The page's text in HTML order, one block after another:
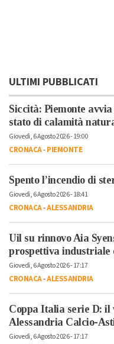
ULTIMI PUBBLICATI
Siccità: Piemonte
stato di calamità
Giovedì, 6 Agosto 2026 - 19:00
CRONACA-PIEMONTE
Spento l’incendio di
Giovedì, 6 Agosto 2026 - 18:41
CRONACA-ALESSANDRIA
Uil su rinnovo Aia
prospettiva industriale
Giovedì, 6 Agosto 2026 - 17:17
CRONACA-ALESSANDRIA
Coppa Italia serie D: il
Alessandria Calcio-
Giovedì, 6 Agosto 2026 - 17:17